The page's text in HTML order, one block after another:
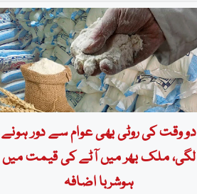
دو وقت کی روٹی بھی عوام سے دور ہونے
لگی، ملک بھر میں آٹے کی قیمت میں
ہوشربا اضافہ